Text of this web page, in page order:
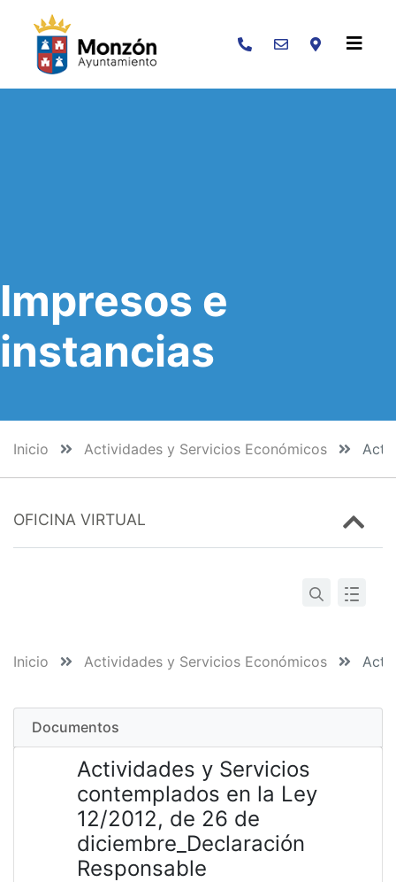
Buscar
Impresos e
instancias
Inicio Actividades y Servicios Económicos
OFICINA VIRTUAL
Inicio Actividades y Servicios Económicos
Documentos
Actividades y Servicios
contemplados en la Ley
12/2012, de 26 de
diciembre_Declaración
Responsable